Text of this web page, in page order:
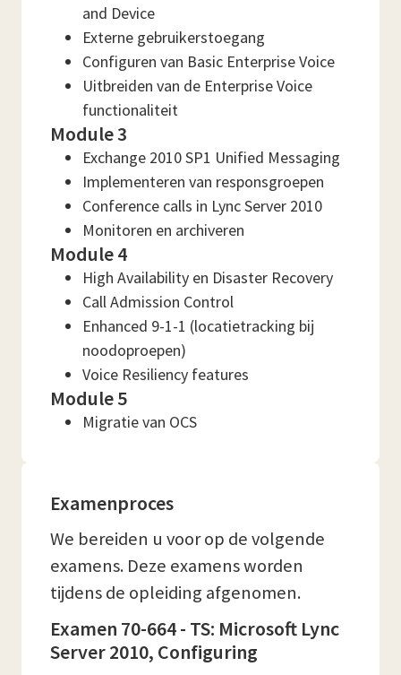
and Device
Externe gebruikerstoegang
Configuren van Basic Enterprise Voice
Uitbreiden van de Enterprise Voice
functionaliteit
Module 3
Exchange 2010 SP1 Unified Messaging
Implementeren van responsgroepen
Conference calls in Lync Server 2010
Monitoren en archiveren
Module 4
High Availability en Disaster Recovery
Call Admission Control
Enhanced 9-1-1 (locatietracking bij
noodoproepen)
Voice Resiliency features
Module 5
Migratie van OCS
Examenproces
We bereiden u voor op de volgende
examens. Deze examens worden
tijdens de opleiding afgenomen.
Examen 70-664 - TS: Microsoft Lync
Server 2010, Configuring